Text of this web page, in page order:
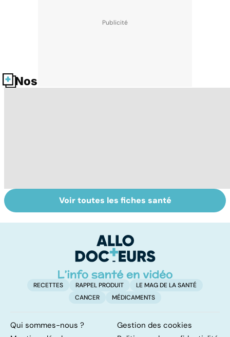
Nos fiches santé
La vésicule
biliaire et ses
Tout savoir sur le
cerveau
Voir toutes les fiches santé
RECETTES RAPPEL PRODUIT
LE MAG DE LA SANTÉ
CANCER
MÉDICAMENTS
Qui sommes-nous ?
Gestion des cookies